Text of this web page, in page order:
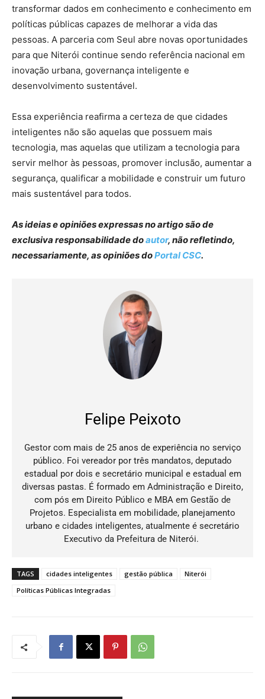
transformar dados em conhecimento e conhecimento em
políticas públicas capazes de melhorar a vida das
pessoas. A parceria com Seul abre novas oportunidades
para que Niterói continue sendo referência nacional em
inovação urbana, governança inteligente e
desenvolvimento sustentável.
Essa experiência reafirma a certeza de que cidades
inteligentes não são aquelas que possuem mais
tecnologia, mas aquelas que utilizam a tecnologia para
servir melhor às pessoas, promover inclusão, aumentar a
segurança, qualificar a mobilidade e construir um futuro
mais sustentável para todos.
As ideias e opiniões expressas no artigo são de
exclusiva responsabilidade doautor, não refletindo,
necessariamente, as opiniões doPortal CSC.
Felipe Peixoto
Gestor com mais de 25 anos de experiência no serviço
público. Foi vereador por três mandatos, deputado
estadual por dois e secretário municipal e estadual em
diversas pastas. É formado em Administração e Direito,
com pós em Direito Público e MBA em Gestão de
Projetos. Especialista em mobilidade, planejamento
urbano e cidades inteligentes, atualmente é secretário
Executivo da Prefeitura de Niterói.
TAGS cidades inteligentes gestão pública
Niterói
Políticas Públicas Integradas